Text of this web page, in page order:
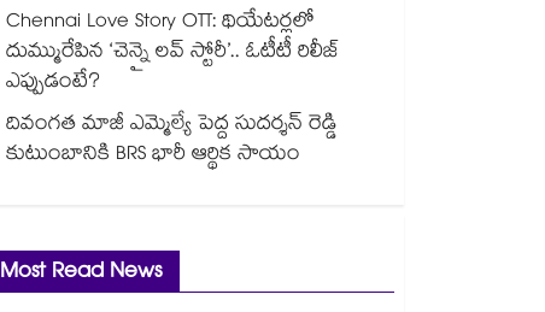
Chennai Love Story OTT: థియేటర్లలో
దుమ్మురేపిన ‘చెన్నై లవ్ స్టోరీ’.. ఓటీటీ రిలీజ్
ఎప్పుడంటే?
దివంగత మాజీ ఎమ్మెల్యే పెద్ద సుదర్శన్ రెడ్డి
కుటుంబానికి BRS భారీ ఆర్థిక సాయం
Most Read News